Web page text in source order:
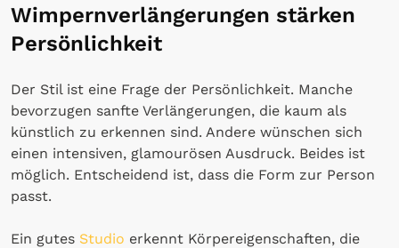
Wimpernverlängerungen stärken
Persönlichkeit
Der Stil ist eine Frage der Persönlichkeit. Manche
bevorzugen sanfte Verlängerungen, die kaum als
künstlich zu erkennen sind. Andere wünschen sich
einen intensiven, glamourösen Ausdruck. Beides ist
möglich. Entscheidend ist, dass die Form zur Person
passt.
Ein gutes Studio erkennt Körpereigenschaften, die